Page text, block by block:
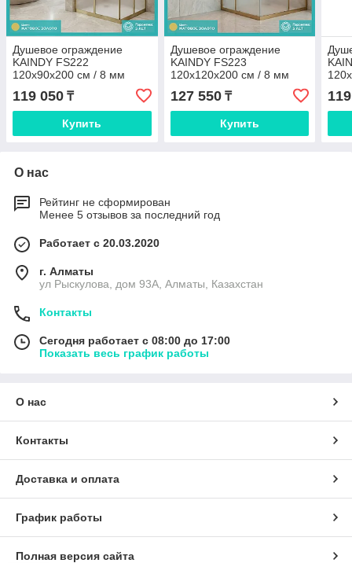
Душевое ограждение
KAINDY FS222
120х90х200 см / 8 мм
закал. бел. мат. стекло /
матовое золото
119 050 ₸
Купить
Душевое ограждение
KAINDY FS223
120х120х200 см / 8 мм
закал. бел. мат. стекло /
матовое золото
127 550₸
Купить
О нас
Рейтинг не сформирован
Менее 5 отзывов за последний год
Работает с 20.03.2020
г. Алматы
ул Рыскулова, дом 93А, Алматы, Казахстан
Контакты
Сегодня работает с 08:00 до 17:00
Показать весь график работы
О нас
Контакты
Доставка и оплата
График работы
Полная версия сайта